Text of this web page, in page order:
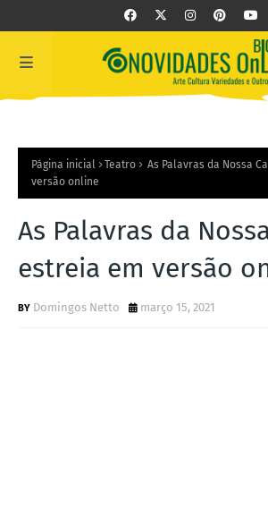
Página inicial Teatro
As Palavras da Nossa
versão online
As Palavras da
estreia em versão
Domingos Netto março 15, 2021